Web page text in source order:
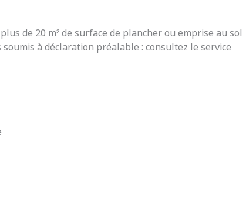
de 20 m² de surface de plancher ou emprise au sol
à déclaration préalable : consultez le service